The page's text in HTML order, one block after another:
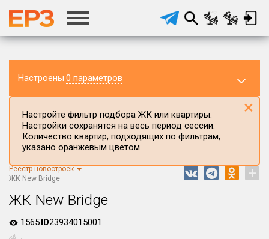
Настроены 0 параметров
Регион ЖК
Все
Настройте фильтр подбора ЖК или квартиры.
Настройки сохранятся на весь период сессии.
Количество квартир, подходящих по фильтрам,
указано оранжевым цветом.
×
Реестр новостроек
ЖК New Bridge
+
ЖК New Bridge
1565ID23934015001